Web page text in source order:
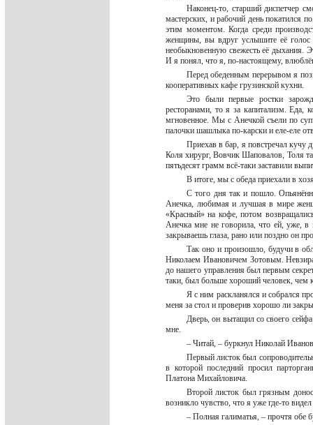
Наконец-то, старший диспетчер
мастерских, и рабочий день покатился
этим моментом. Когда среди
женщины, вы вдруг услышите её голос
необыкновенную свежесть её дыхания.
И я понял, что я, по-настоящему,
Перед обеденным перерывом я
кооперативных кафе грузинской кухни.
Это были первые ростки
ресторанами, то я за капитализм. Еда,
мгновенное. Мы с Анечкой съели по
палочки шашлыка по-карски и еле-еле
Приехав в бар, я повстречал кучу
Коля хирург, Вовчик Шаповалов, Толя
пятьдесят грамм всё-таки заставили
В итоге, мы с обеда приехали в
С того дня так и пошло.
Анечка, любимая и лучшая в мире
«Красный» на кофе, потом
Анечка мне не говорила, что ей, уже, в
закрываешь глаза, рано или поздно он
Так оно и произошло, будучи в
Николаем Ивановичем Зотовым.
до нашего управления был первым
таки, был больше хороший человек, чем
Я с ним раскланялся и собрался
меня за стол и проверив хорошо ли
Дверь, он вытащил со своего
мне.
– Читай, – буркнул Николай
Первый листок был
в которой последний просил
Платона Михайловича.
Второй листок был грязным
возникло чувство, что я уже где-то
– Полная галиматья, – прочтя обе